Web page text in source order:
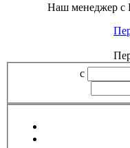
Наш менеджер с
с